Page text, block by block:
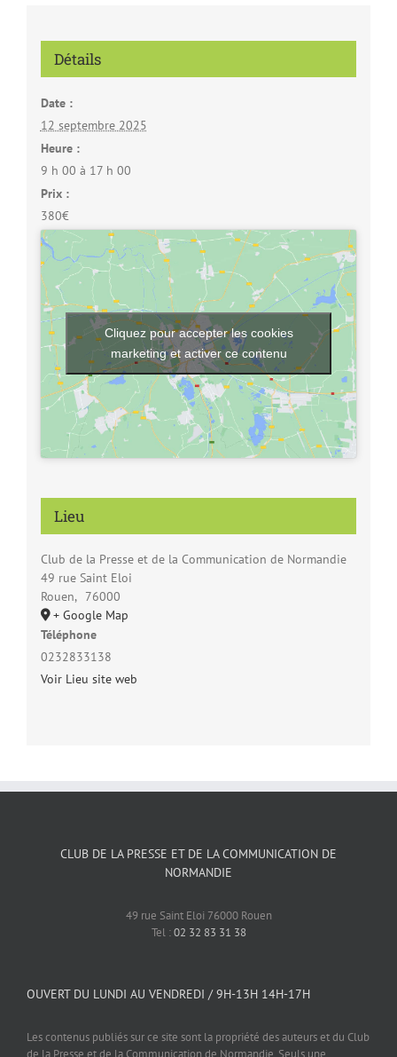
Détails
Date :
12 septembre 2025
Heure :
9 h 00 à 17 h 00
Prix :
380€
Lieu
Club de la Presse et de la Communication de Normandie
49 rue Saint Eloi
Rouen, 76000
+ Google Map
Téléphone
0232833138
Voir Lieu site web
Cliquez pour accepter les cookies
marketing et activer ce contenu
CLUB DE LA PRESSE ET DE LA COMMUNICATION DE
NORMANDIE
49 rue Saint Eloi 76000 Rouen
Tel :02 32 83 31 38
OUVERT DU LUNDI AU VENDREDI / 9H-13H 14H-17H
Les contenus publiés sur ce site sont la propriété des auteurs et du Club